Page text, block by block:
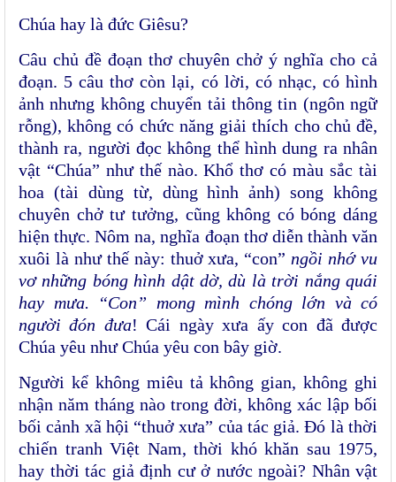
Chúa hay là đức Giêsu?
Câu chủ đề đoạn thơ chuyên chở ý nghĩa cho cả
đoạn. 5 câu thơ còn lại, có lời, có nhạc, có hình
ảnh nhưng không chuyển tải thông tin (ngôn ngữ
rỗng), không có chức năng giải thích cho chủ đề,
thành ra, người đọc không thể hình dung ra nhân
vật “Chúa” như thế nào. Khổ thơ có màu sắc tài
hoa (tài dùng từ, dùng hình ảnh) song không
chuyên chở tư tưởng, cũng không có bóng dáng
hiện thực. Nôm na, nghĩa đoạn thơ diễn thành văn
xuôi là như thế này: thuở xưa, “con” ngồi nhớ vu
vơ những bóng hình dật dờ, dù là trời nắng quái
hay mưa. “Con” mong mình chóng lớn và có
người đón đưa! Cái ngày xưa ấy con đã được
Chúa yêu như Chúa yêu con bây giờ.
Người kể không miêu tả không gian, không ghi
nhận năm tháng nào trong đời, không xác lập bối
bối cảnh xã hội “thuở xưa” của tác giả. Đó là thời
chiến tranh Việt Nam, thời khó khăn sau 1975,
hay thời tác giả định cư ở nước ngoài? Nhân vật